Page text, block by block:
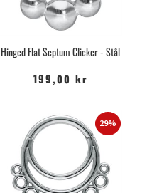
Hinged Flat Septum Clicker - Stål
199,00 kr
29%